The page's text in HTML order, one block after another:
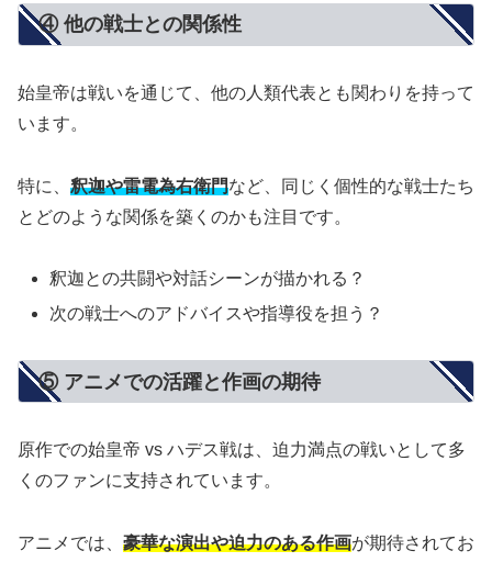
④ 他の戦士との関係性
始皇帝は戦いを通じて、他の人類代表とも関わりを持って
います。
特に、 釈迦や雷電為右衛門など、同じく個性的な戦士たち
とどのような関係を築くのかも注目です。
釈迦との共闘や対話シーンが描かれる？
次の戦士へのアドバイスや指導役を担う？
⑤ アニメでの活躍と作画の期待
原作での始皇帝 vs ハデス戦は、迫力満点の戦いとして多
くのファンに支持されています。
アニメでは、 豪華な演出や迫力のある作画が期待されてお